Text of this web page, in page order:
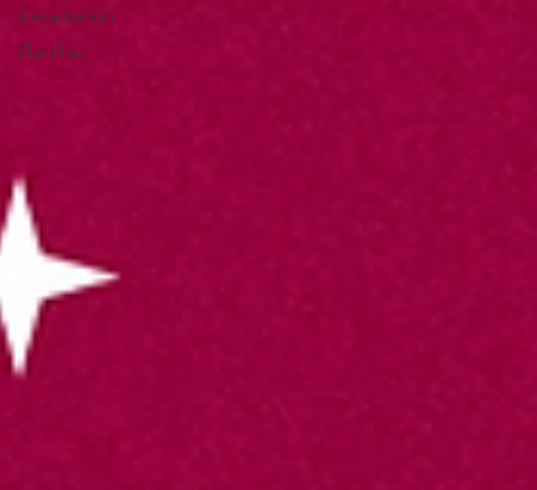
Capacitación
Plantillas
controlar accesos, automatizar validaciones y proteger tu empresa.